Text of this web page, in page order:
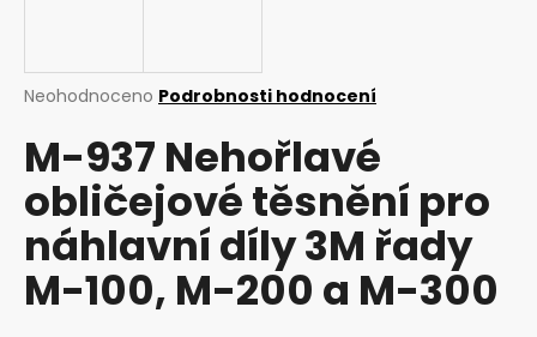
Průměrné
produktu
je
z
5
hvězdiček.
Neohodnoceno Podrobnosti hodnocení
M-937 Nehořlavé
obličejové těsnění pro
náhlavní díly 3M řady
M-100, M-200 a M-300
j
í
?
HLEDAT